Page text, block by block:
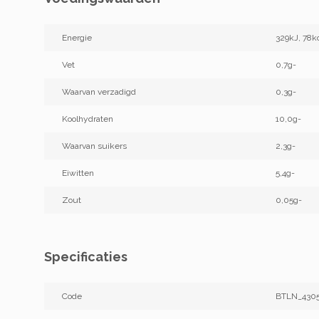
Energie 329kJ,
Vet 0,7g-
Waarvan verzadigd 0,3g-
Koolhydraten 10,0g-
Waarvan suikers 2,3g-
Eiwitten 5,4g-
Zout 0,05g-
Specificaties
Code